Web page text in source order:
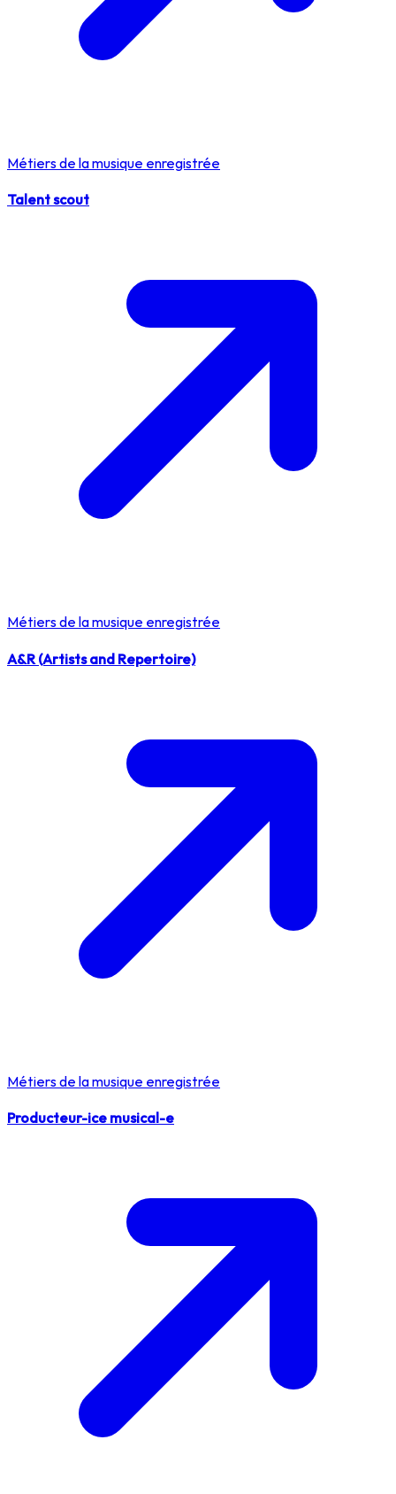
Métiers de la musique enregistrée
Talent scout
Métiers de la musique enregistrée
A&R (Artists and Repertoire)
Métiers de la musique enregistrée
Producteur-ice musical-e